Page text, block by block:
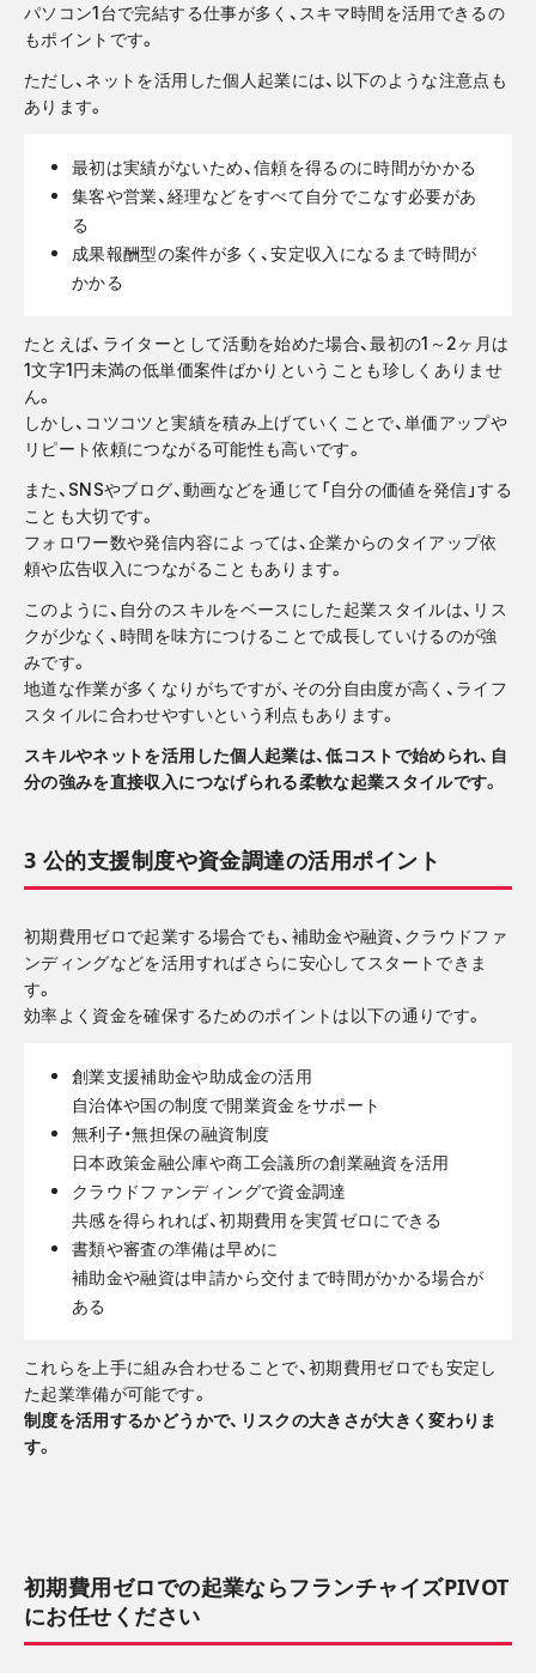
パソコン1台で完結する仕事が多く、スキマ時間を活用できるの
もポイントです。
ただし、ネットを活用した個人起業には、以下のような注意点も
あります。
最初は実績がないため、信頼を得るのに時間がかかる
集客や営業、経理などをすべて自分でこなす必要があ
る
成果報酬型の案件が多く、安定収入になるまで時間が
かかる
たとえば、ライターとして活動を始めた場合、最初の1～2ヶ月は
1文字1円未満の低単価案件ばかりということも珍しくありませ
ん。
しかし、コツコツと実績を積み上げていくことで、単価アップや
リピート依頼につながる可能性も高いです。
また、SNSやブログ、動画などを通じて「自分の価値を発信」する
ことも大切です。
フォロワー数や発信内容によっては、企業からのタイアップ依
頼や広告収入につながることもあります。
このように、自分のスキルをベースにした起業スタイルは、リス
クが少なく、時間を味方につけることで成長していけるのが強
みです。
地道な作業が多くなりがちですが、その分自由度が高く、ライフ
スタイルに合わせやすいという利点もあります。
スキルやネットを活用した個人起業は、低コストで始められ、自
分の強みを直接収入につなげられる柔軟な起業スタイルです。
3 公的支援制度や資金調達の活用ポイント
初期費用ゼロで起業する場合でも、補助金や融資、クラウドファ
ンディングなどを活用すればさらに安心してスタートできま
す。
効率よく資金を確保するためのポイントは以下の通りです。
創業支援補助金や助成金の活用
自治体や国の制度で開業資金をサポート
無利子・無担保の融資制度
日本政策金融公庫や商工会議所の創業融資を活用
クラウドファンディングで資金調達
共感を得られれば、初期費用を実質ゼロにできる
書類や審査の準備は早めに
補助金や融資は申請から交付まで時間がかかる場合が
ある
これらを上手に組み合わせることで、初期費用ゼロでも安定し
た起業準備が可能です。
制度を活用するかどうかで、リスクの大きさが大きく変わりま
す。
初期費用ゼロでの起業ならフランチャイズPIVOT
にお任せください